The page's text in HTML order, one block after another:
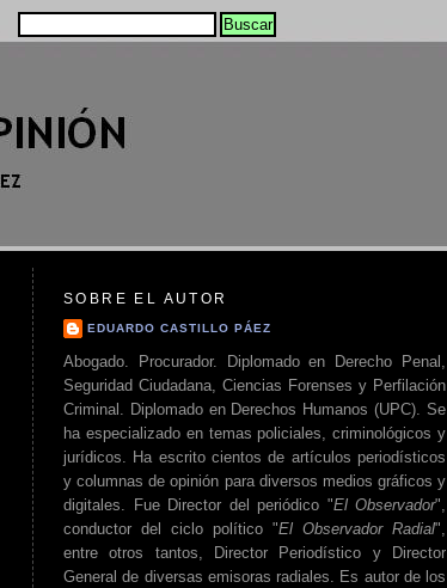
SOBRE EL AUTOR
EDUARDO CASTILLO PÁEZ
Abogado. Procurador. Diplomado en Derecho Penal,
Seguridad Ciudadana, Ciencias Forenses y Perfilación
Criminal. Diplomado en Derechos Humanos (UPC). Se
ha especializado en temas policiales, criminológicos y
jurídicos. Ha escrito cientos de artículos periodísticos
y columnas de opinión para diversos medios gráficos y
digitales. Fue Director del periódico "El Observador",
conductor del ciclo político "El Observador Radial",
entre otros tantos, Director Periodístico y Director
General de diversas emisoras radiales. Es autor de los